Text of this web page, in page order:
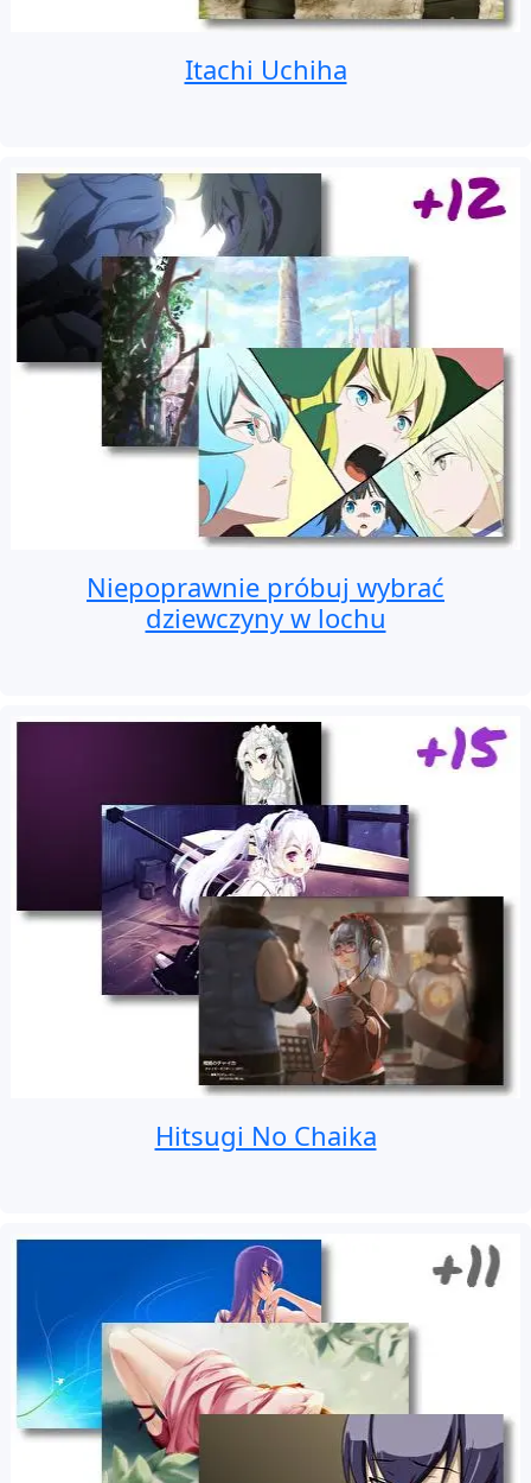
Itachi Uchiha
Niepoprawnie próbuj wybrać
dziewczyny w lochu
Hitsugi No Chaika